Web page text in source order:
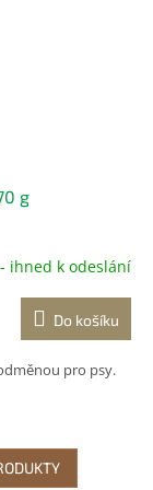
g
ihned k odeslání
Do košíku
pro psy.